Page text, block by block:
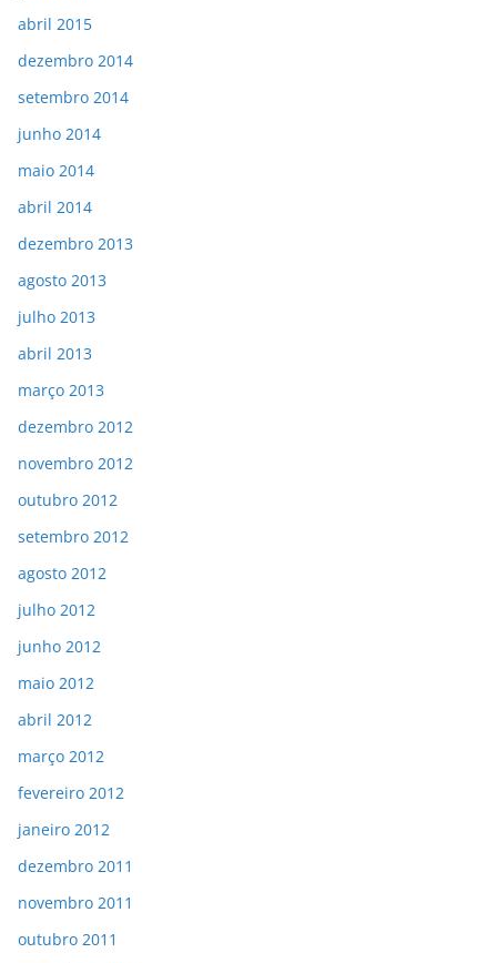
abril 2015
dezembro 2014
setembro 2014
junho 2014
maio 2014
abril 2014
dezembro 2013
agosto 2013
julho 2013
abril 2013
março 2013
dezembro 2012
novembro 2012
outubro 2012
setembro 2012
agosto 2012
julho 2012
junho 2012
maio 2012
abril 2012
março 2012
fevereiro 2012
janeiro 2012
dezembro 2011
novembro 2011
outubro 2011